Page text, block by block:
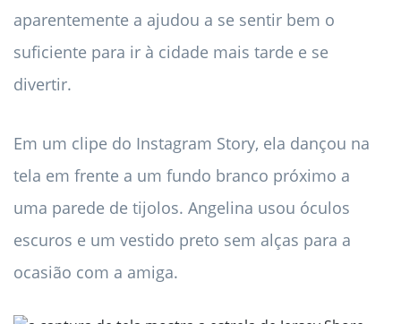
aparentemente a ajudou a se sentir bem o
suficiente para ir à cidade mais tarde e se
divertir.
Em um clipe do Instagram Story, ela dançou na
tela em frente a um fundo branco próximo a
uma parede de tijolos. Angelina usou óculos
escuros e um vestido preto sem alças para a
ocasião com a amiga.